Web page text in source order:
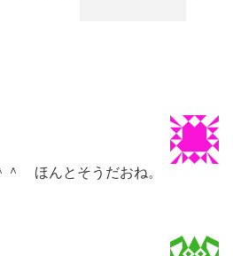
＾ ほんとそうだおね。